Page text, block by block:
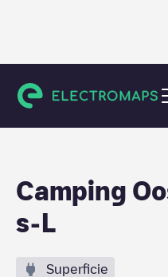
Amel
Camping
s-L
Superficie